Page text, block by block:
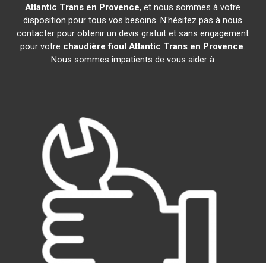
Atlantic Trans en Provence, et nous sommes à votre
disposition pour tous vos besoins. N'hésitez pas à nous
contacter pour obtenir un devis gratuit et sans engagement
pour votre chaudière fioul Atlantic Trans en Provence.
Nous sommes impatients de vous aider à